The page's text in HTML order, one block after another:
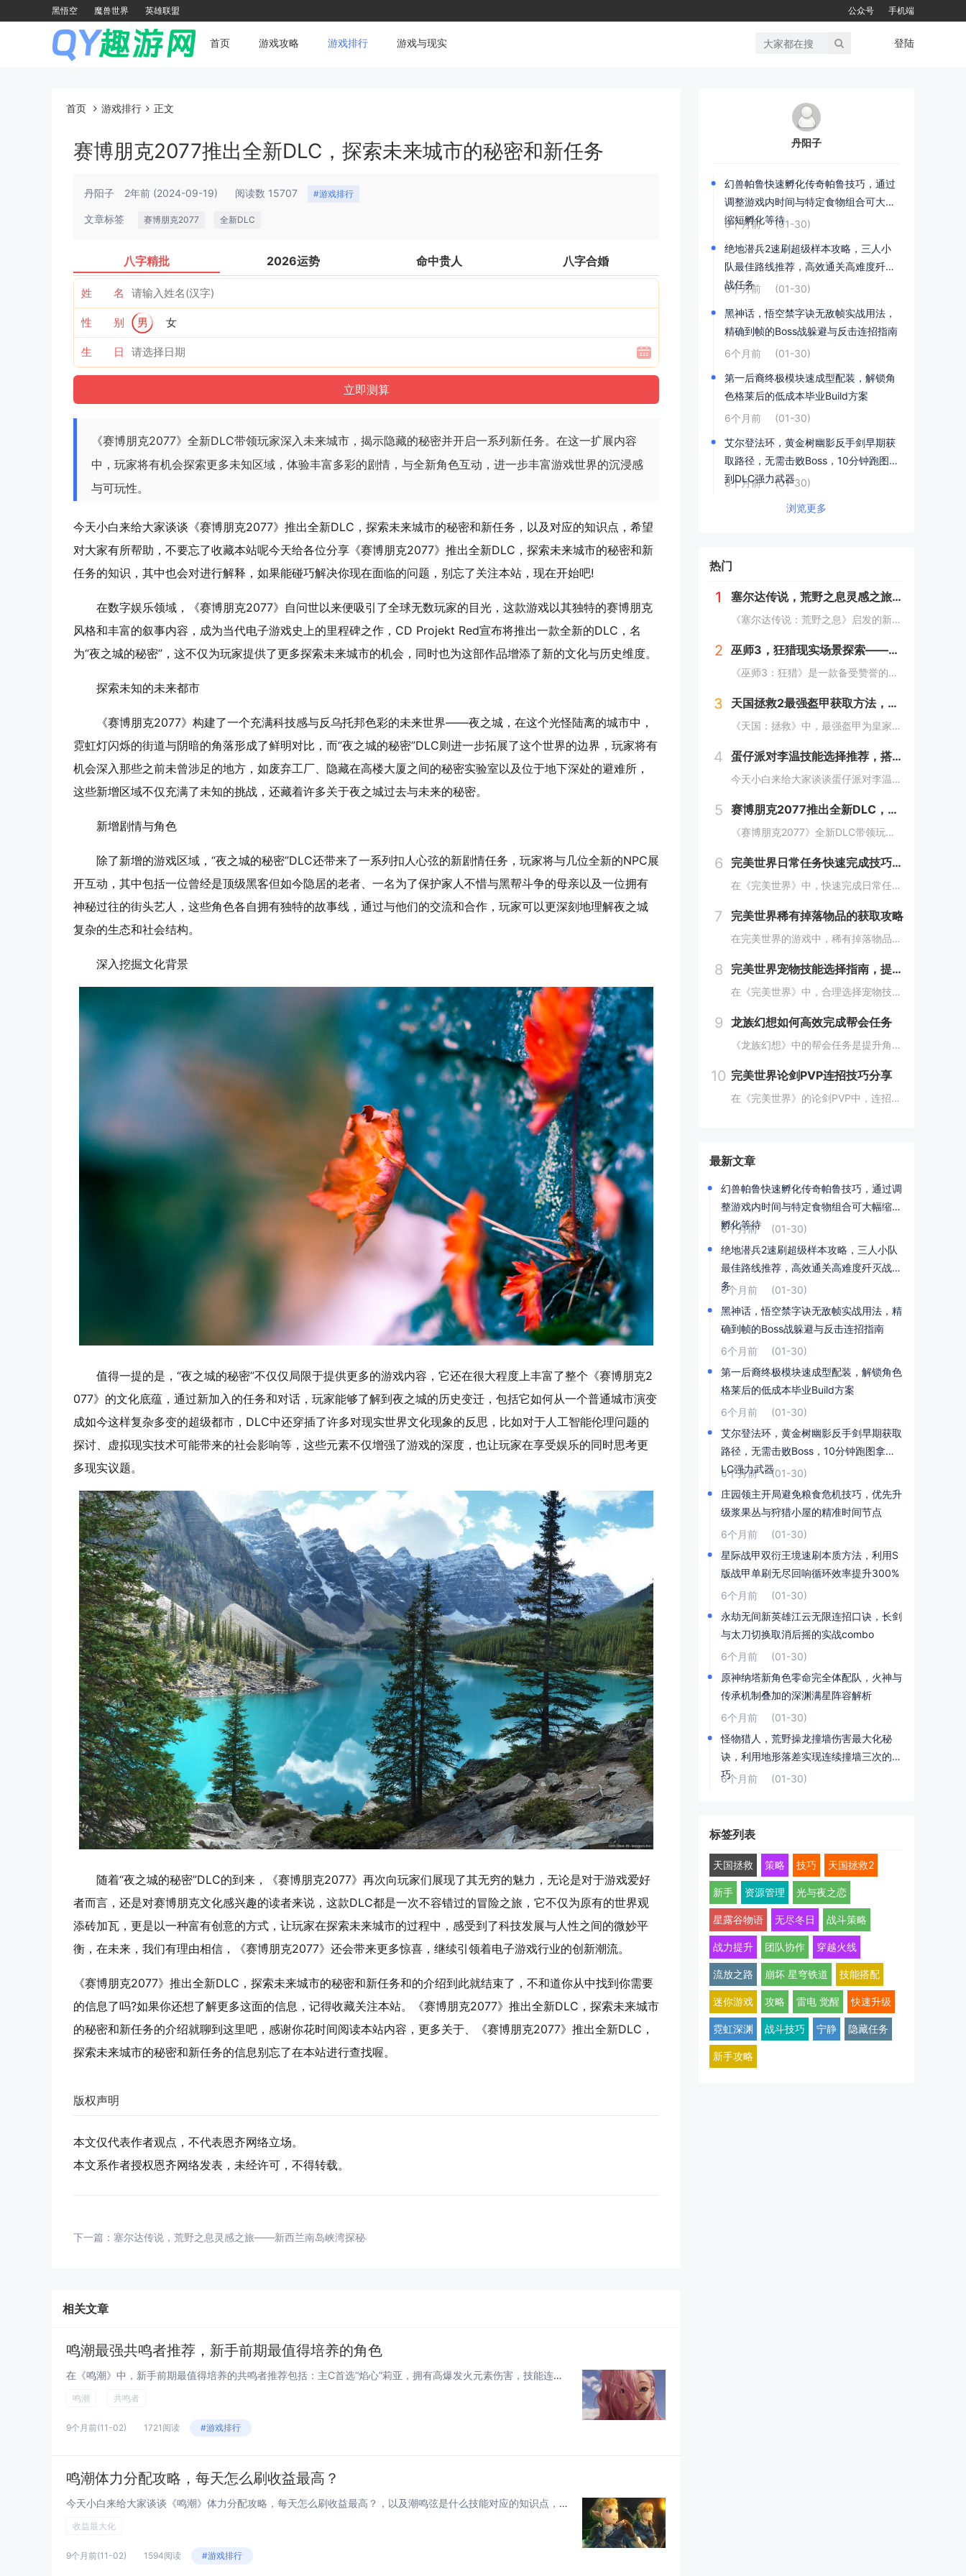
黑悟空 魔兽世界 英雄联盟 公众号 手机端
首页 游戏攻略 游戏排行 游戏与现实 登陆
首页 游戏排行 正文
赛博朋克2077推出全新DLC，探索未来城市的秘密和新任务
丹阳子 2年前 (2024-09-19) 阅读数 15707 #游戏排行
文章标签 赛博朋克2077 全新DLC
八字精批 2026运势 命中贵人 八字合婚
姓 名
性 别 男 女
生 日
《赛博朋克2077》全新DLC带领玩家深入未来城市，揭示隐藏的秘密并开启一系列新任务。在这一扩展内容
中，玩家将有机会探索更多未知区域，体验丰富多彩的剧情，与全新角色互动，进一步丰富游戏世界的沉浸感
与可玩性。
今天小白来给大家谈谈《赛博朋克2077》推出全新DLC，探索未来城市的秘密和新任务，以及对应的知识点，希望
对大家有所帮助，不要忘了收藏本站呢今天给各位分享《赛博朋克2077》推出全新DLC，探索未来城市的秘密和新
任务的知识，其中也会对进行解释，如果能碰巧解决你现在面临的问题，别忘了关注本站，现在开始吧!
在数字娱乐领域，《赛博朋克2077》自问世以来便吸引了全球无数玩家的目光，这款游戏以其独特的赛博朋克
风格和丰富的叙事内容，成为当代电子游戏史上的里程碑之作，CD Projekt Red宣布将推出一款全新的DLC，名
为“夜之城的秘密”，这不仅为玩家提供了更多探索未来城市的机会，同时也为这部作品增添了新的文化与历史维度。
探索未知的未来都市
《赛博朋克2077》构建了一个充满科技感与反乌托邦色彩的未来世界——夜之城，在这个光怪陆离的城市中，
霓虹灯闪烁的街道与阴暗的角落形成了鲜明对比，而“夜之城的秘密”DLC则进一步拓展了这个世界的边界，玩家将有
机会深入那些之前未曾涉足的地方，如废弃工厂、隐藏在高楼大厦之间的秘密实验室以及位于地下深处的避难所，
这些新增区域不仅充满了未知的挑战，还藏着许多关于夜之城过去与未来的秘密。
新增剧情与角色
除了新增的游戏区域，“夜之城的秘密”DLC还带来了一系列扣人心弦的新剧情任务，玩家将与几位全新的NPC展
开互动，其中包括一位曾经是顶级黑客但如今隐居的老者、一名为了保护家人不惜与黑帮斗争的母亲以及一位拥有
神秘过往的街头艺人，这些角色各自拥有独特的故事线，通过与他们的交流和合作，玩家可以更深刻地理解夜之城
复杂的生态和社会结构。
深入挖掘文化背景
值得一提的是，“夜之城的秘密”不仅仅局限于提供更多的游戏内容，它还在很大程度上丰富了整个《赛博朋克2
077》的文化底蕴，通过新加入的任务和对话，玩家能够了解到夜之城的历史变迁，包括它如何从一个普通城市演变
成如今这样复杂多变的超级都市，DLC中还穿插了许多对现实世界文化现象的反思，比如对于人工智能伦理问题的
探讨、虚拟现实技术可能带来的社会影响等，这些元素不仅增强了游戏的深度，也让玩家在享受娱乐的同时思考更
多现实议题。
随着“夜之城的秘密”DLC的到来，《赛博朋克2077》再次向玩家们展现了其无穷的魅力，无论是对于游戏爱好
者而言，还是对赛博朋克文化感兴趣的读者来说，这款DLC都是一次不容错过的冒险之旅，它不仅为原有的世界观
添砖加瓦，更是以一种富有创意的方式，让玩家在探索未来城市的过程中，感受到了科技发展与人性之间的微妙平
衡，在未来，我们有理由相信，《赛博朋克2077》还会带来更多惊喜，继续引领着电子游戏行业的创新潮流。
《赛博朋克2077》推出全新DLC，探索未来城市的秘密和新任务和的介绍到此就结束了，不和道你从中找到你需要
的信息了吗?如果你还想了解更多这面的信息，记得收藏关注本站。《赛博朋克2077》推出全新DLC，探索未来城市
的秘密和新任务的介绍就聊到这里吧，感谢你花时间阅读本站内容，更多关于、《赛博朋克2077》推出全新DLC，
探索未来城市的秘密和新任务的信息别忘了在本站进行查找喔。
版权声明
本文仅代表作者观点，不代表恩齐网络立场。
本文系作者授权恩齐网络发表，未经许可，不得转载。
下一篇： 塞尔达传说，荒野之息灵感之旅——新西兰南岛峡湾探秘与荒野生存体验
相关文章
鸣潮最强共鸣者推荐，新手前期最值得培养的角色
在《鸣潮》中，新手前期最值得培养的共鸣者推荐包括：主C首选“焰心”莉亚，拥有高爆发火元素伤害，技能连贯易上手；副C推荐“...
鸣潮 共鸣者
9个月前(11-02) 1721阅读 #游戏排行
鸣潮体力分配攻略，每天怎么刷收益最高？
今天小白来给大家谈谈《鸣潮》体力分配攻略，每天怎么刷收益最高？，以及潮鸣弦是什么技能对应的知识点，希望对大家有所帮助，不...
收益最大化
9个月前(11-02) 1594阅读 #游戏排行
丹阳子
幻兽帕鲁快速孵化传奇帕鲁技巧，通过
调整游戏内时间与特定食物组合可大幅
缩短孵化等待
6个月前
(01-30)
绝地潜兵2速刷超级样本攻略，三人小
队最佳路线推荐，高效通关高难度歼灭
战任务
6个月前
(01-30)
黑神话，悟空禁字诀无敌帧实战用法，
精确到帧的Boss战躲避与反击连招指南
6个月前
(01-30)
第一后裔终极模块速成型配装，解锁角
色格莱后的低成本毕业Build方案
6个月前
(01-30)
艾尔登法环，黄金树幽影反手剑早期获
取路径，无需击败Boss，10分钟跑图拿
到DLC强力武器
6个月前 (01-30)
浏览更多
热门
1 塞尔达传说，荒野之息灵感之旅——新西兰南岛峡湾探秘与荒野生存体验
《塞尔达传说：荒野之息》启发的新西兰南岛之旅，探索了其壮丽的自然风光与荒野生存体验。在峡湾国家公园，你将亲历游戏般的奇妙景色，从镜面般的湖泊、雄伟的山脉到神秘的森林，每一处都仿佛是游戏中的场景再现。你可以参与野外生存活动，学习采集、搭建庇护...
2 巫师3，狂猎现实场景探索——波兰的梅德韦德堡与温特堡城堡的奇幻之旅
《巫师3：狂猎》是一款备受赞誉的角色扮演游戏，其现实中的灵感来源之一是波兰的梅德韦德堡和温特堡城堡。这两处地点以其独特的中世纪建筑风格和壮丽的自然风光，为游戏营造了奇幻而真实的背景。梅德韦德堡位于波兰南部，拥有悠久的历史和神秘氛围；而温特堡...
3 天国拯救2最强盔甲获取方法，全套装位置一览
《天国：拯救》中，最强盔甲为皇家骑士盔甲，获取较为复杂。首先需完成“皇家侍卫”任务线，帮助亨利成为国王的私人护卫。之后，在王宫内找到盔甲的具体位置，通常藏于密室或特定房间。完成相关任务后，玩家可获得这套顶级装备，大幅提升防御力和战斗能力。游...
4 蛋仔派对李温技能选择推荐，搭配出最佳套路
今天小白来给大家谈谈蛋仔派对李温技能选择推荐，搭配出最佳套路，以及蛋仔派对攻略对应的知识点，希望对大家有所帮助，不要忘了收藏本站呢今天给各位分享蛋仔派对李温技能选择推荐，搭配出最佳套路的知识，其中也会对蛋仔派对攻略进行解释，如果能碰巧解决你...
5 赛博朋克2077推出全新DLC，探索未来城市的秘密和新任务
《赛博朋克2077》全新DLC带领玩家深入未来城市，揭示隐藏的秘密并开启一系列新任务。在这一扩展内容中，玩家将有机会探索更多未知区域，体验丰富多彩的剧情，与全新角色互动，进一步丰富游戏世界的沉浸感与可玩性。今天小白来给大家谈谈《赛博朋克20...
6 完美世界日常任务快速完成技巧，轻松获取丰厚奖励
在《完美世界》中，快速完成日常任务不仅能节省时间，还能确保玩家获得丰厚的奖励。合理规划任务路线，优先选择高经验值和金币奖励的任务。利用双倍经验时间进行任务，可以事半功倍。组队完成任务效率更高，特别是对于需要击败强大敌人的任务。不要忘记使用游...
7 完美世界稀有掉落物品的获取攻略
在完美世界的游戏中，稀有掉落物品是玩家追求的目标之一。这些物品通常只能通过特定的活动、副本或怪物获得，且掉落率极低。为了提高获取几率，玩家可以组队参与高难度副本，多次挑战以增加机会；参加限时活动，如节日庆典和特殊任务，这些活动往往会有额外奖...
8 完美世界宠物技能选择指南，提高宠物实力的技巧
在《完美世界》中，合理选择宠物技能是提升宠物实力的关键。优先考虑增强宠物基础属性的技能，如攻击、防御和生命值。根据宠物类型和定位，选择合适的主动或被动技能，如控制、辅助或输出技能。利用宠物技能书升级技能等级，以及通过宠物合成功能优化技能组合...
9 龙族幻想如何高效完成帮会任务
《龙族幻想》中的帮会任务是提升角色实力和获得丰厚奖励的重要途径。要高效完成帮会任务，首先需要合理安排时间，选择高效率的任务组合，如组队完成副本或集体参与帮会活动。利用好帮会资源，如经验药水、加速道具等，可以显著提高任务完成速度。积极与帮会成...
10 完美世界论剑PVP连招技巧分享
在《完美世界》的论剑PVP中，连招技巧是取胜的关键。玩家需熟练掌握角色技能的释放顺序与时机，利用控制技能打断对手的攻击节奏，同时保持自身技能的连贯性。合理利用地形和位移技能，可以有效躲避敌方攻击，创造反击机会。了解并针对不同职业的特点制定策...
最新文章
幻兽帕鲁快速孵化传奇帕鲁技巧，通过调
整游戏内时间与特定食物组合可大幅缩短
孵化等待
6个月前
(01-30)
绝地潜兵2速刷超级样本攻略，三人小队
最佳路线推荐，高效通关高难度歼灭战任
务
6个月前
(01-30)
黑神话，悟空禁字诀无敌帧实战用法，精
确到帧的Boss战躲避与反击连招指南
6个月前
(01-30)
第一后裔终极模块速成型配装，解锁角色
格莱后的低成本毕业Build方案
6个月前
(01-30)
艾尔登法环，黄金树幽影反手剑早期获取
路径，无需击败Boss，10分钟跑图拿到D
LC强力武器
6个月前
(01-30)
庄园领主开局避免粮食危机技巧，优先升
级浆果丛与狩猎小屋的精准时间节点
6个月前
(01-30)
星际战甲双衍王境速刷本质方法，利用S
版战甲单刷无尽回响循环效率提升300%
6个月前
(01-30)
永劫无间新英雄江云无限连招口诀，长剑
与太刀切换取消后摇的实战combo
6个月前
(01-30)
原神纳塔新角色零命完全体配队，火神与
传承机制叠加的深渊满星阵容解析
6个月前
(01-30)
怪物猎人，荒野操龙撞墙伤害最大化秘
诀，利用地形落差实现连续撞墙三次的技
巧
6个月前 (01-30)
标签列表
天国拯救 策略 技巧 天国拯救2
新手 资源管理 光与夜之恋
星露谷物语 无尽冬日 战斗策略
战力提升 团队协作 穿越火线
流放之路 崩坏 星穹铁道 技能搭配
迷你游戏 攻略 雷电 觉醒 快速升级
霓虹深渊 战斗技巧 宁静 隐藏任务
新手攻略